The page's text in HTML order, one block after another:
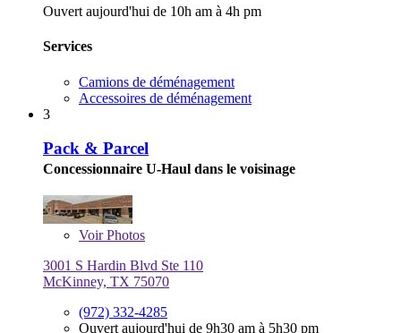
Ouvert aujourd'hui de 10h am à 4h pm
Services
Camions de déménagement
Accessoires de déménagement
3
Pack & Parcel
Concessionnaire U-Haul dans le voisinage
VoirPhotos
3001 S Hardin Blvd Ste 110
McKinney, TX 75070
(972) 332-4285
Ouvert aujourd'hui de 9h30 am à 5h30 pm